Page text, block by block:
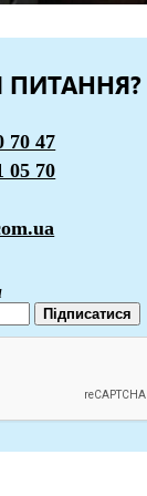
70 47
05 70
Підписатися